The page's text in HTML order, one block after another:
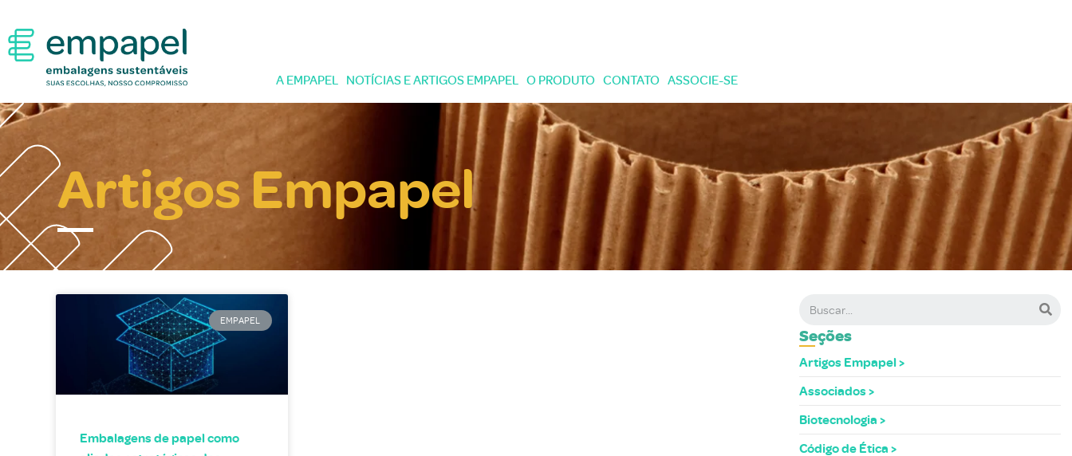
A EMPAPEL NOTÍCIAS E ARTIGOS EMPAPEL O PRODUTO CONTATO ASSOCIE-SE
Artigos Empapel
EMPAPEL
Embalagens de papel como
Seções
Artigos Empapel
Associados
Biotecnologia
Código de Ética